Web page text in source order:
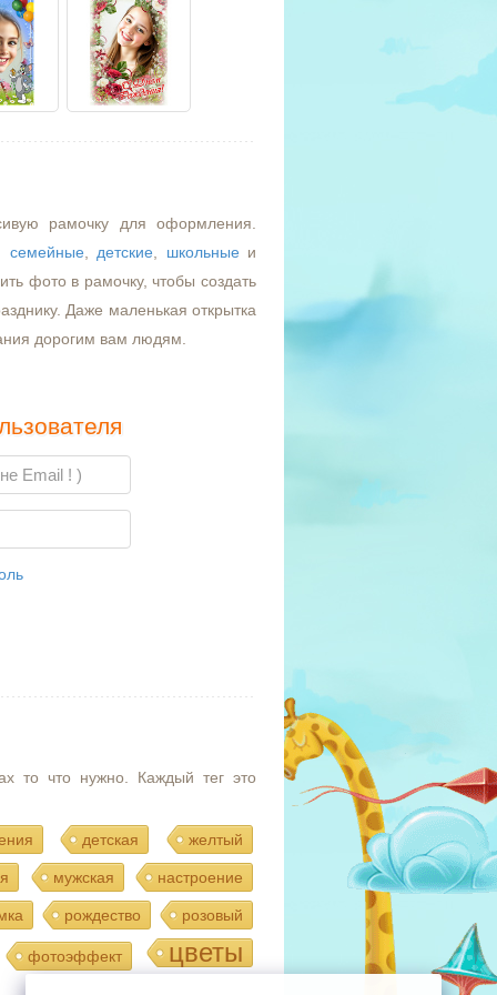
рамочку для оформления.
семейные детские школьные и
фото в рамочку, чтобы создать
Даже маленькая открытка
дорогим вам людям.
то что нужно. Каждый тег это
детская желтый
мужская настроение
рождество розовый
фотоэффект цветы